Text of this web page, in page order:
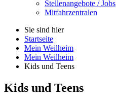
Stellenangebote / Jobs
Mitfahrzentralen
Sie sind hier
Startseite
Mein Weilheim
Mein Weilheim
Kids und Teens
Kids und Teens